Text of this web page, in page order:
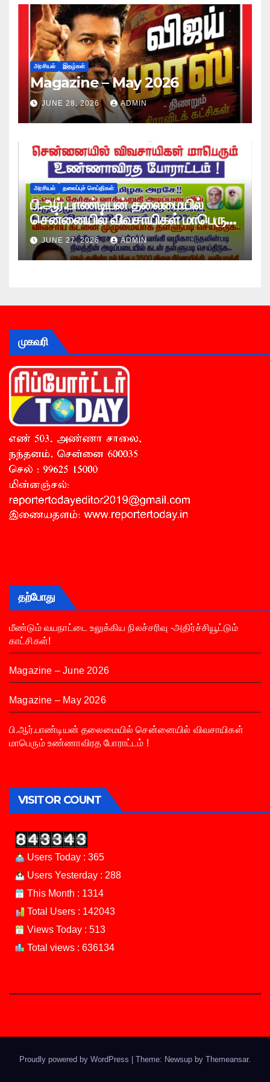
அரசியல் இதழ்கள்
Magazine – May 2026
JUNE 28, 2026 ADMIN
அரசியல் தலைப்புச் செய்திகள்
பி.ஆர்.பாண்டியன் தலைமையில்
சென்னையில் விவசாயிகள் மாபெரும்
உண்ணாவிரத போராட்டம் !
JUNE 27, 2026 ADMIN
முகவரி
தற்போது
மீண்டும் வயநாட்டை உலுக்கிய நிலச்சரிவு -அதிர்ச்சியூட்டும்
காட்சிகள்!
Magazine – June 2026
Magazine – May 2026
பி.ஆர்.பாண்டியன் தலைமையில் சென்னையில் விவசாயிகள்
மாபெரும் உண்ணாவிரத போராட்டம் !
VISITOR COUNT
Users Today : 365
Users Yesterday : 288
This Month : 1314
Total Users : 142043
Views Today : 513
Total views : 636134
Proudly powered by WordPress | Theme: Newsup by Themeansar.